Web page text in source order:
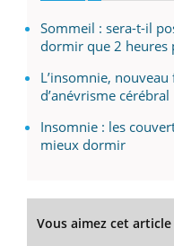
Sommeil : sera-t-il
dormir que 2 heures
L’insomnie,
d’anévrisme cérébral
Insomnie : les
mieux dormir
Vous aimez cet